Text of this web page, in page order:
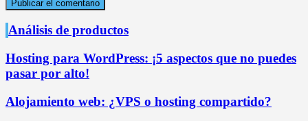
Análisis de productos
Hosting para WordPress: ¡5 aspectos que no puedes
pasar por alto!
Alojamiento web: ¿VPS o hosting compartido?